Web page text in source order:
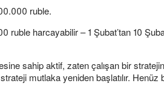
ruble.
harcayabilir – 1 Şubat’tan 10
sahip aktif, zaten çalışan bir
mutlaka yeniden başlatılır. Henüz